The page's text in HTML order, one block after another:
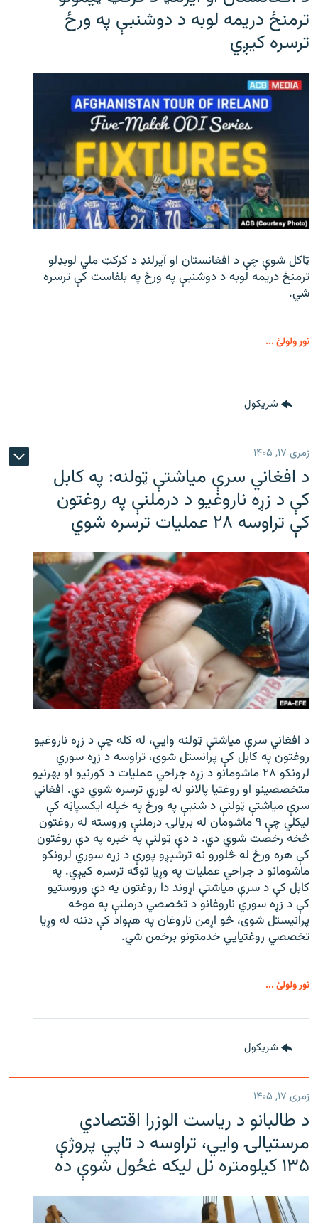
ترمنځ دریمه لوبه د دوشنبې په ورځ
ترسره کیږي
ټاکل شوې چې د افغانستان او آیرلنډ د کرکټ ملي لوبډلو
ترمنځ دریمه لوبه د دوشنبې په ورځ په بلفاست کې ترسره
شي.
نور ولولئ ...
شريکول
زمری ۱۷, ۱۴۰۵
د افغاني سرې میاشتې ټولنه: په کابل
کې د زړه ناروغیو د درملنې په روغتون
کې تراوسه ۲۸ عملیات ترسره شوي
د افغاني سرې میاشتې ټولنه وایي، له کله چې د زړه ناروغیو
روغتون په کابل کې پرانستل شوی، تراوسه د زړه سوري
لرونکو ۲۸ ماشومانو د زړه جراحي عملیات د کورنیو او بهرنیو
متخصصینو او روغتیا پالانو له لوري ترسره شوي دي. افغاني
سرې میاشتې ټولنې د شنبې په ورځ په خپله ایکسپاڼه کې
لیکلي چې ۹ ماشومان له بریالۍ درملنې وروسته له روغتون
څخه رخصت شوي دي. د دې ټولنې په خبره په دې روغتون
کې هره ورځ له څلورو نه ترشپږو پورې د زړه سوري لرونکو
ماشومانو د جراحي عملیات په وړیا توګه ترسره کیږي. په
کابل کې د سرې میاشتې اړوند دا روغتون په دې وروستیو
کې د زړه سوري ناروغانو د تخصصي درملنې په موخه
پرانیستل شوی، څو اړمن ناروغان په هېواد کې دننه له وړیا
تخصصي روغتیايي خدمتونو برخمن شي.
نور ولولئ ...
شريکول
زمری ۱۷, ۱۴۰۵
د طالبانو د ریاست الوزرا اقتصادي
مرستیالۍ وایي، تراوسه د تاپي پروژې
۱۳۵ کیلومتره نل لیکه غځول شوې ده